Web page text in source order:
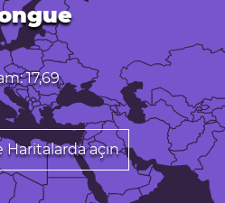
17,69
açın